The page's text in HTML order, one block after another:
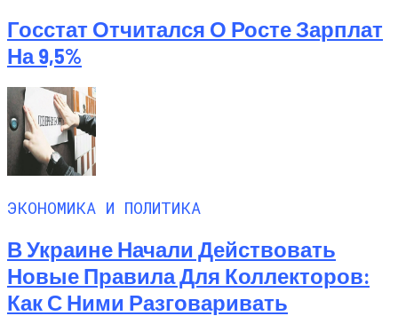
Госстат Отчитался О Росте Зарплат
На 9,5%
ЭКОНОМИКА И ПОЛИТИКА
В Украине Начали Действовать
Новые Правила Для Коллекторов:
Как С Ними Разговаривать